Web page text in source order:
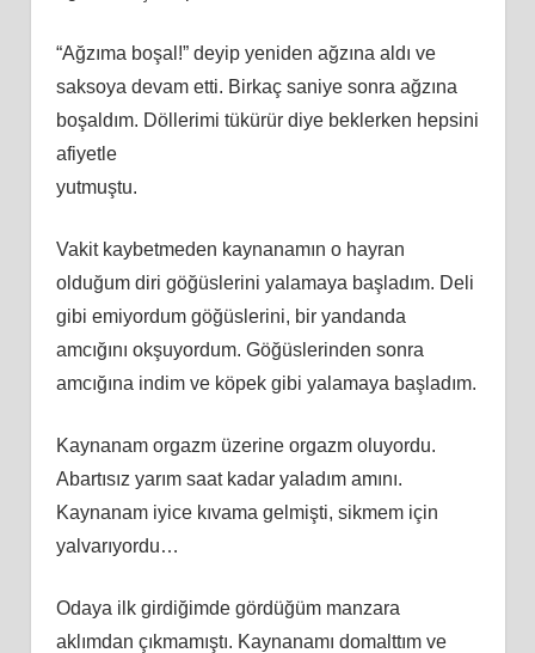
“Ağzıma boşal!” deyip yeniden ağzına aldı ve
saksoya devam etti. Birkaç saniye sonra ağzına
boşaldım. Döllerimi tükürür diye beklerken hepsini
afiyetle
yutmuştu.
Vakit kaybetmeden kaynanamın o hayran
olduğum diri göğüslerini yalamaya başladım. Deli
gibi emiyordum göğüslerini, bir yandanda
amcığını okşuyordum. Göğüslerinden sonra
amcığına indim ve köpek gibi yalamaya başladım.
Kaynanam orgazm üzerine orgazm oluyordu.
Abartısız yarım saat kadar yaladım amını.
Kaynanam iyice kıvama gelmişti, sikmem için
yalvarıyordu…
Odaya ilk girdiğimde gördüğüm manzara
aklımdan çıkmamıştı. Kaynanamı domalttım ve